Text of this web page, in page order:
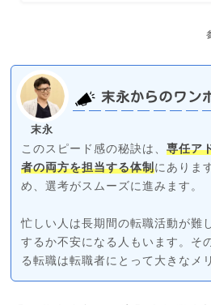
末永
末永からのワン
このスピード感の秘訣は、 専任ア
者の両方を担当する体制にありま
め、選考がスムーズに進みます。
忙しい人は長期間の転職活動が難
するか不安になる人もいます。そ
る転職は転職者にとって大きなメ